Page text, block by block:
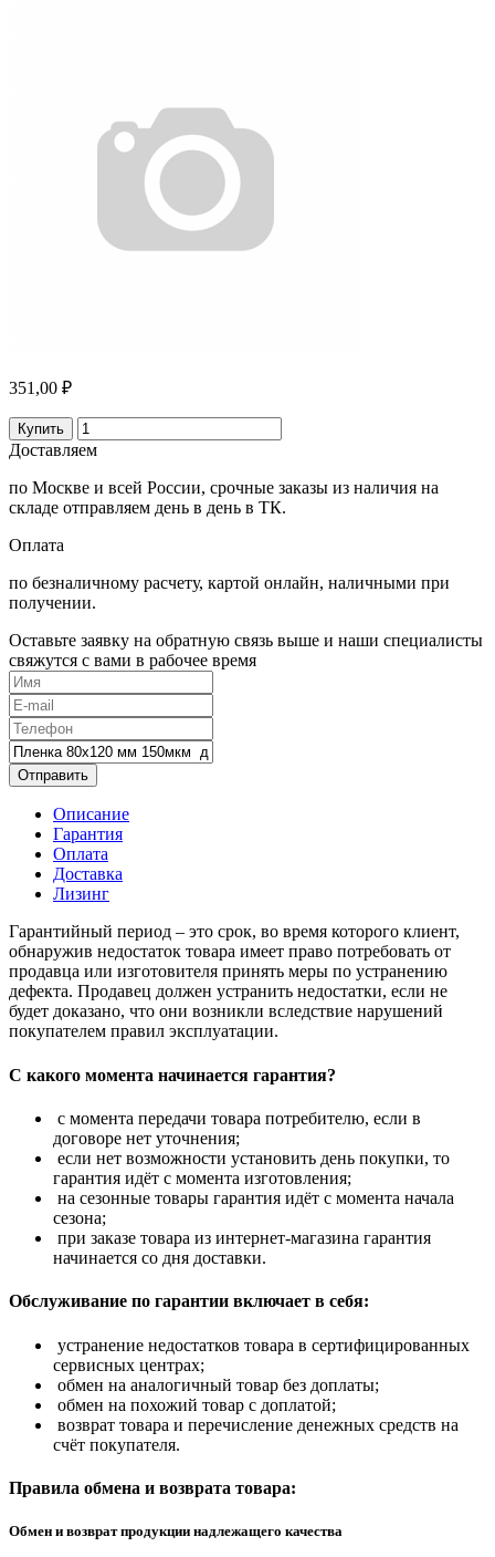
351,00 ₽
Купить
Доставляем
по Москве и всей России, срочные заказы из наличия на
складе отправляем день в день в ТК.
Оплата
по безналичному расчету, картой онлайн, наличными при
получении.
Оставьте заявку на обратную связь выше и наши специалисты
свяжутся с вами в рабочее время
Отправить
Описание
Гарантия
Оплата
Доставка
Лизинг
Гарантийный период – это срок, во время которого клиент,
обнаружив недостаток товара имеет право потребовать от
продавца или изготовителя принять меры по устранению
дефекта. Продавец должен устранить недостатки, если не
будет доказано, что они возникли вследствие нарушений
покупателем правил эксплуатации.
С какого момента начинается гарантия?
с момента передачи товара потребителю, если в
договоре нет уточнения;
если нет возможности установить день покупки, то
гарантия идёт с момента изготовления;
на сезонные товары гарантия идёт с момента начала
сезона;
при заказе товара из интернет-магазина гарантия
начинается со дня доставки.
Обслуживание по гарантии включает в себя:
устранение недостатков товара в сертифицированных
сервисных центрах;
обмен на аналогичный товар без доплаты;
обмен на похожий товар с доплатой;
возврат товара и перечисление денежных средств на
счёт покупателя.
Правила обмена и возврата товара:
Обмен и возврат продукции надлежащего качества